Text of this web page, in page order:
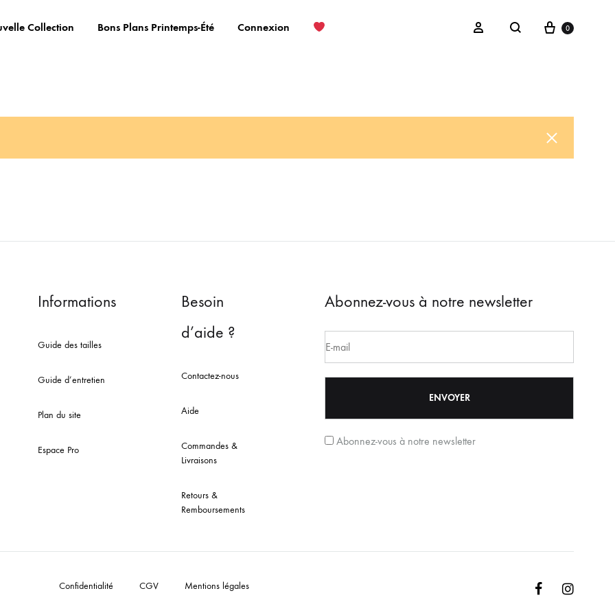
Collection Bons Plans Printemps-Été Connexion Sign in
Search
Cart
0
Informations
Guide des tailles
Guide d’entretien
Plan du site
Espace Pro
Besoin
d’aide ?
Contactez-nous
Aide
Commandes &
Livraisons
Retours &
Remboursements
Abonnez-vous à notre newsletter
Abonnez-vous à notre newsletter
Confidentialité CGV Mentions légales Facebook